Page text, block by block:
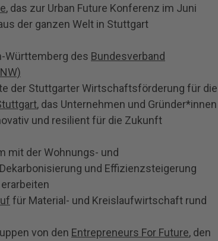
, das zur Urban Future Konferenz im Juni
der ganzen Welt in Stuttgart
Württemberg des Bundesverband
der Stuttgarter Wirtschaftsförderung für die
, das Unternehmen und Gründer*innen
und resilient für die Zukunft
mit der Wohnungs- und
und Effizienzsteigerung
für Material- und Kreislaufwirtschaft rund
von den Entrepreneurs For Future, den